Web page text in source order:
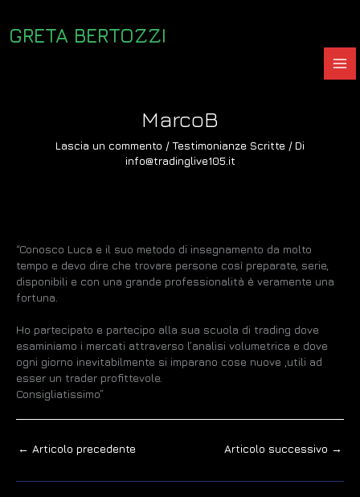
contenuto
GRETA BERTOZZI
MarcoB
Lascia un commento /Testimonianze Scritte / Di
info@tradinglive105.it
“Conosco Luca e il suo metodo di insegnamento da molto
tempo e devo dire che trovare persone così preparate, serie,
disponibili e con una grande professionalità è veramente una
fortuna.
Ho partecipato e partecipo alla sua scuola di trading dove
esaminiamo i mercati attraverso l’analisi volumetrica e dove
ogni giorno inevitabilmente si imparano cose nuove ,utili ad
esser un trader profittevole.
Consigliatissimo”
← Articolo precedente Articolo successivo →